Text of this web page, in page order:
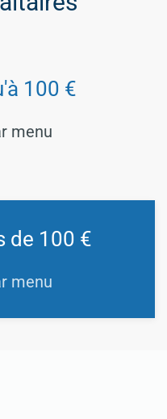
100 €
menu
de 100 €
menu